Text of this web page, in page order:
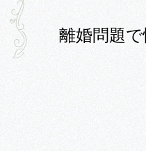
離婚問題